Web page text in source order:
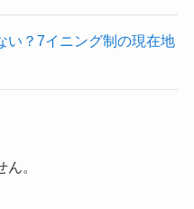
い？7イニング制の現在地
。